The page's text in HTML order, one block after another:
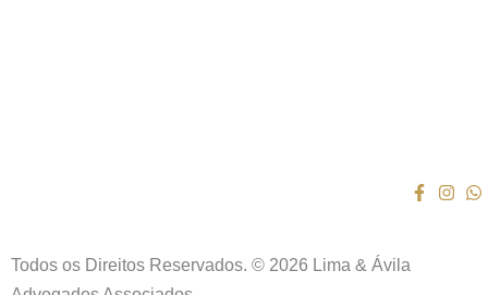
Todos os Direitos Reservados. © 2026 Lima & Ávila